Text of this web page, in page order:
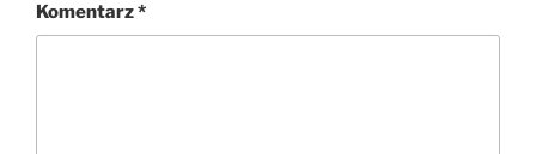
Komentarz*